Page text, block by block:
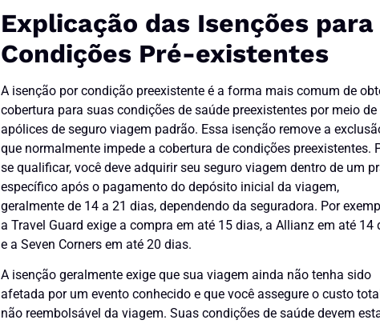
Explicação das Isenções para
Condições Pré-existentes
A isenção por condição preexistente é a forma mais comum de
cobertura para suas condições de saúde preexistentes por meio de
apólices de seguro viagem padrão. Essa isenção remove a
que normalmente impede a cobertura de condições preexistentes.
se qualificar, você deve adquirir seu seguro viagem dentro de um
específico após o pagamento do depósito inicial da viagem,
geralmente de 14 a 21 dias, dependendo da seguradora. Por
a Travel Guard exige a compra em até 15 dias, a Allianz em até 14
e a Seven Corners em até 20 dias.
A isenção geralmente exige que sua viagem ainda não tenha sido
afetada por um evento conhecido e que você assegure o custo total
não reembolsável da viagem. Suas condições de saúde devem